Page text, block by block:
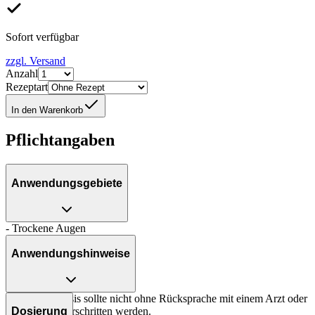
Sofort verfügbar
zzgl. Versand
Anzahl
Rezeptart
In den Warenkorb
Pflichtangaben
Anwendungsgebiete
- Trockene Augen
Anwendungshinweise
Die Gesamtdosis sollte nicht ohne Rücksprache mit einem Arzt oder
Apotheker überschritten werden.
Dosierung